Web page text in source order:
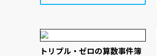
トリプル・ゼロの算数事件簿